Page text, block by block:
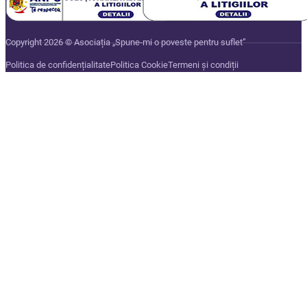
Copyright 2026 © Asociația „Spune-mi o poveste pentru suflet”
Politica de confidențialitatePolitica CookieTermeni și condiții